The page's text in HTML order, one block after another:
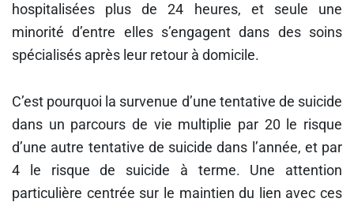
hospitalisées plus de 24 heures, et seule une
minorité d’entre elles s’engagent dans des soins
spécialisés après leur retour à domicile.
C’est pourquoi la survenue d’une tentative de suicide
dans un parcours de vie multiplie par 20 le risque
d’une autre tentative de suicide dans l’année, et par
4 le risque de suicide à terme. Une attention
particulière centrée sur le maintien du lien avec ces